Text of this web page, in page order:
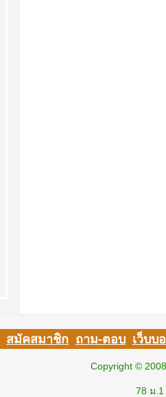
สมัคสมาชิก ถาม-ตอบ เว็บบ
Copyright ©
78 ม